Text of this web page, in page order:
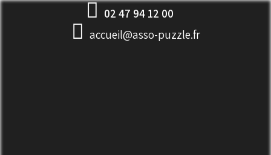
Skip
02 47 94 12 00
accueil@asso-puzzle.fr